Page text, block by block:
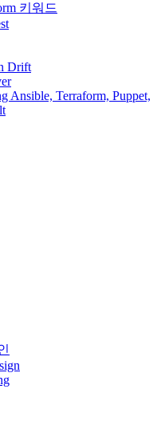
키워드
Drift
Ansible, Terraform, Puppet,